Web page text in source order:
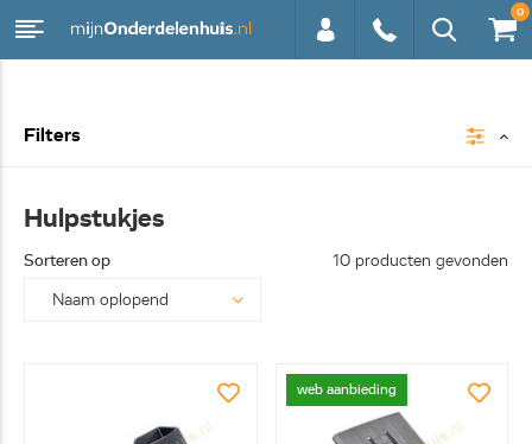
0
Filters
Hulpstukjes
Sorteren op 10 producten gevonden
web aanbieding